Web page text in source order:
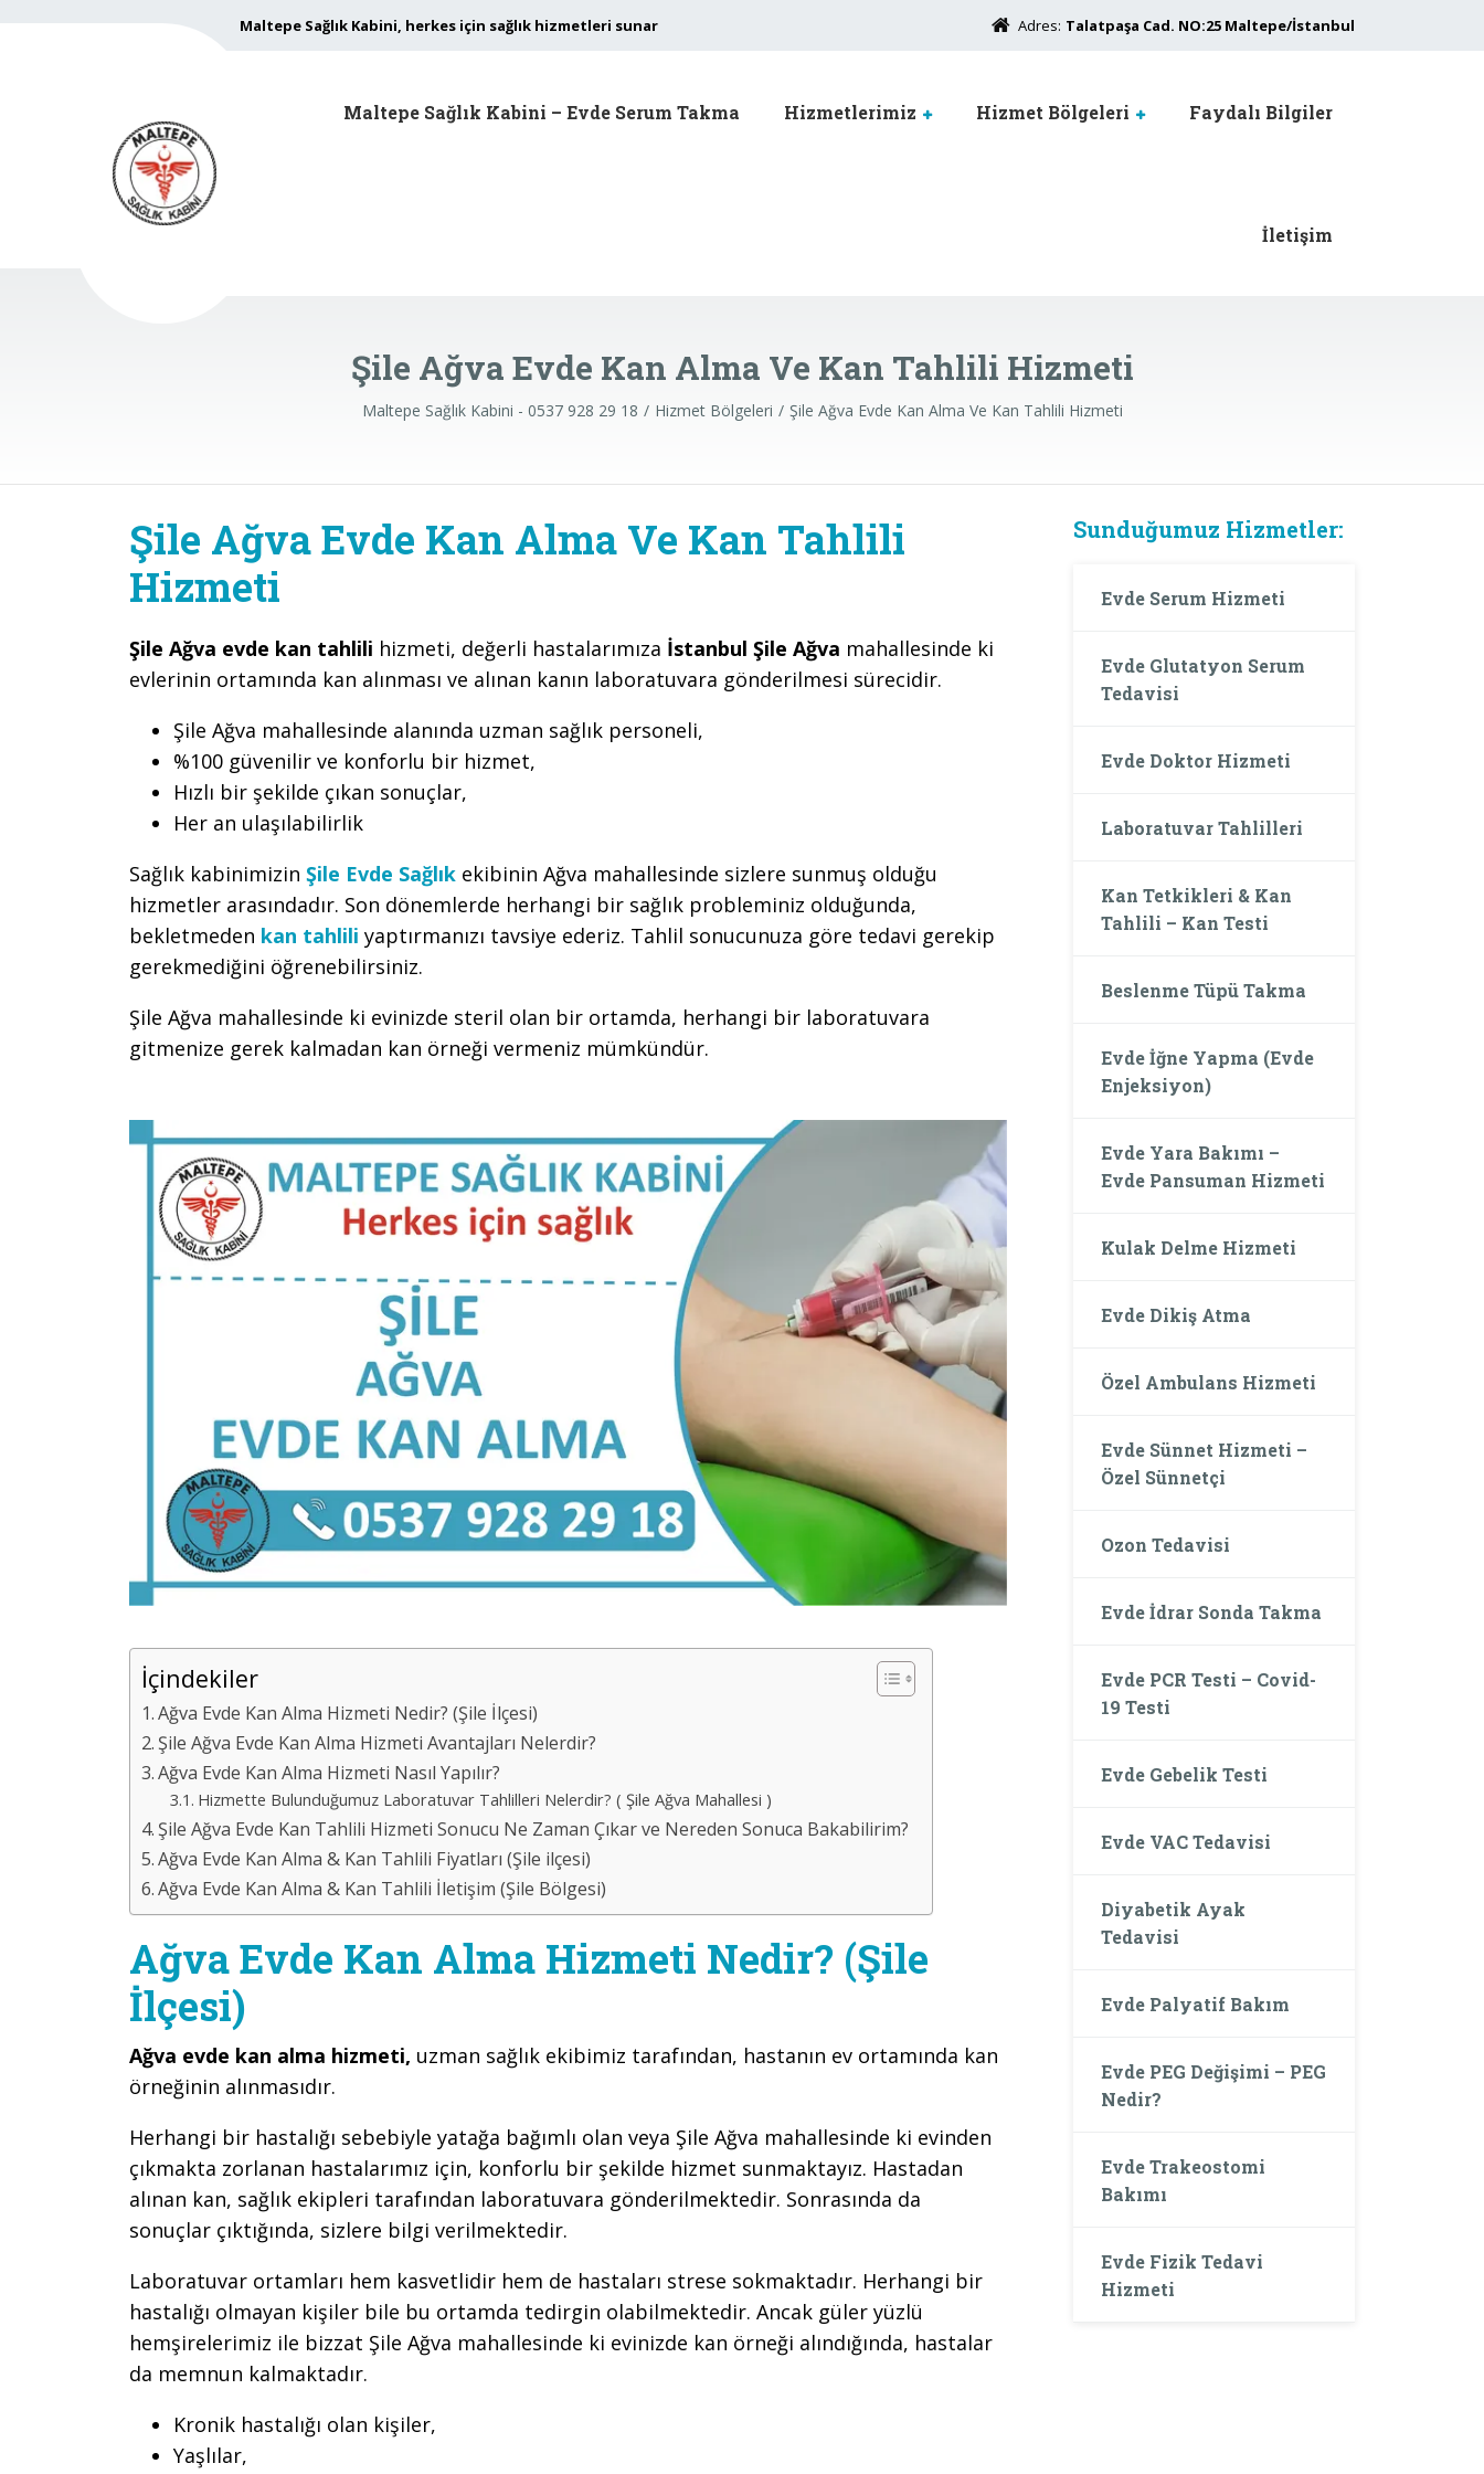
Maltepe Sağlık Kabini, herkes için sağlık hizmetleri sunar Adres: Talatpaşa Cad. NO:25 Maltepe/İstanbul
Maltepe Sağlık Kabini – Evde Serum Takma Hizmetlerimiz Hizmet Bölgeleri Faydalı Bilgiler
İletişim
Şile Ağva Evde Kan Alma Ve Kan Tahlili Hizmeti
Maltepe Sağlık Kabini - 0537 928 29 18 Hizmet Bölgeleri Şile Ağva Evde Kan Alma Ve Kan Tahlili Hizmeti
Şile Ağva Evde Kan Alma Ve Kan Tahlili
Hizmeti
Şile Ağva evde kan tahlili hizmeti, değerli hastalarımıza İstanbul Şile Ağva mahallesinde ki
evlerinin ortamında kan alınması ve alınan kanın laboratuvara gönderilmesi sürecidir.
Şile Ağva mahallesinde alanında uzman sağlık personeli,
%100 güvenilir ve konforlu bir hizmet,
Hızlı bir şekilde çıkan sonuçlar,
Her an ulaşılabilirlik
Sağlık kabinimizin Şile Evde Sağlık ekibinin Ağva mahallesinde sizlere sunmuş olduğu
hizmetler arasındadır. Son dönemlerde herhangi bir sağlık probleminiz olduğunda,
bekletmeden kan tahlili yaptırmanızı tavsiye ederiz. Tahlil sonucunuza göre tedavi gerekip
gerekmediğini öğrenebilirsiniz.
Şile Ağva mahallesinde ki evinizde steril olan bir ortamda, herhangi bir laboratuvara
gitmenize gerek kalmadan kan örneği vermeniz mümkündür.
İçindekiler
Ağva Evde Kan Alma Hizmeti Nedir? (Şile İlçesi)
Şile Ağva Evde Kan Alma Hizmeti Avantajları Nelerdir?
Ağva Evde Kan Alma Hizmeti Nasıl Yapılır?
Hizmette Bulunduğumuz Laboratuvar Tahlilleri Nelerdir? ( Şile Ağva Mahallesi )
Şile Ağva Evde Kan Tahlili Hizmeti Sonucu Ne Zaman Çıkar ve Nereden Sonuca Bakabilirim?
Ağva Evde Kan Alma & Kan Tahlili Fiyatları (Şile ilçesi)
Ağva Evde Kan Alma & Kan Tahlili İletişim (Şile Bölgesi)
Ağva Evde Kan Alma Hizmeti Nedir? (Şile
İlçesi)
Ağva evde kan alma hizmeti, uzman sağlık ekibimiz tarafından, hastanın ev ortamında kan
örneğinin alınmasıdır.
Herhangi bir hastalığı sebebiyle yatağa bağımlı olan veya Şile Ağva mahallesinde ki evinden
çıkmakta zorlanan hastalarımız için, konforlu bir şekilde hizmet sunmaktayız. Hastadan
alınan kan, sağlık ekipleri tarafından laboratuvara gönderilmektedir. Sonrasında da
sonuçlar çıktığında, sizlere bilgi verilmektedir.
Laboratuvar ortamları hem kasvetlidir hem de hastaları strese sokmaktadır. Herhangi bir
hastalığı olmayan kişiler bile bu ortamda tedirgin olabilmektedir. Ancak güler yüzlü
hemşirelerimiz ile bizzat Şile Ağva mahallesinde ki evinizde kan örneği alındığında, hastalar
da memnun kalmaktadır.
Kronik hastalığı olan kişiler,
Yaşlılar,
Sunduğumuz Hizmetler:
Evde Serum Hizmeti
Evde Glutatyon Serum
Tedavisi
Evde Doktor Hizmeti
Laboratuvar Tahlilleri
Kan Tetkikleri & Kan
Tahlili – Kan Testi
Beslenme Tüpü Takma
Evde İğne Yapma (Evde
Enjeksiyon)
Evde Yara Bakımı –
Evde Pansuman Hizmeti
Kulak Delme Hizmeti
Evde Dikiş Atma
Özel Ambulans Hizmeti
Evde Sünnet Hizmeti –
Özel Sünnetçi
Ozon Tedavisi
Evde İdrar Sonda Takma
Evde PCR Testi – Covid-
19 Testi
Evde Gebelik Testi
Evde VAC Tedavisi
Diyabetik Ayak
Tedavisi
Evde Palyatif Bakım
Evde PEG Değişimi – PEG
Nedir?
Evde Trakeostomi
Bakımı
Evde Fizik Tedavi
Hizmeti